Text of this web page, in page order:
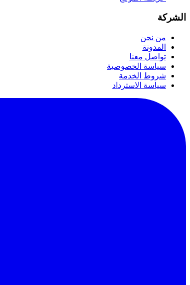
الشركة
من نحن
المدونة
تواصل معنا
سياسة الخصوصية
شروط الخدمة
سياسة الاسترداد